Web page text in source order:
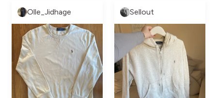
Olle_Jidhage Sellout